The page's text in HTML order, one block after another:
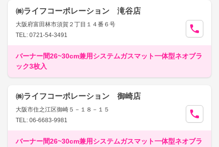
㈱ライフコーポレーション 滝谷店
大阪府富田林市須賀２丁目１４番６号
TEL: 0721-54-3491
バーナー間26~30cm兼用システムガスマット一体型ネオブラ
ック3枚入
㈱ライフコーポレーション 御崎店
大阪市住之江区御崎５－１８－１５
TEL: 06-6683-9981
バーナー間26~30cm兼用システムガスマット一体型ネオブラ